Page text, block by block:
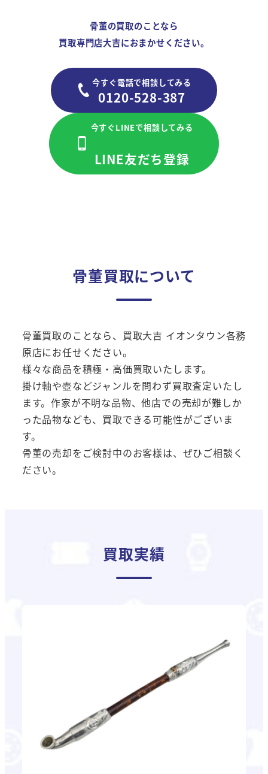
骨董の買取のことなら
買取専門店大吉におまかせください。
今すぐ電話で相談してみる
0120-528-387
今すぐLINEで相談してみる
LINE友だち登録
骨董買取について
骨董買取のことなら、買取大吉 イオンタウン各務
原店にお任せください。
様々な商品を積極・高価買取いたします。
掛け軸や壺などジャンルを問わず買取査定いたし
ます。作家が不明な品物、他店での売却が難しか
った品物なども、買取できる可能性がございま
す。
骨董の売却をご検討中のお客様は、ぜひご相談く
ださい。
買取実績